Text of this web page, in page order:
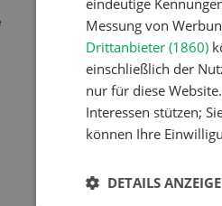
Aebi TP 57Getriebe
Breitreifen, Dopelrad m.
Ladegerät ca. 17m3,
Aufbau-Mistzetter
Saco…
ZUR ANZEIGE
Messung von
Drittanbieter (1860)
einschließlich der
nur für diese
Interessen stützen;
können Ihre
DETAILS